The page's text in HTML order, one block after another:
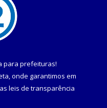
para prefeituras!
onde garantimos em
leis de transparência